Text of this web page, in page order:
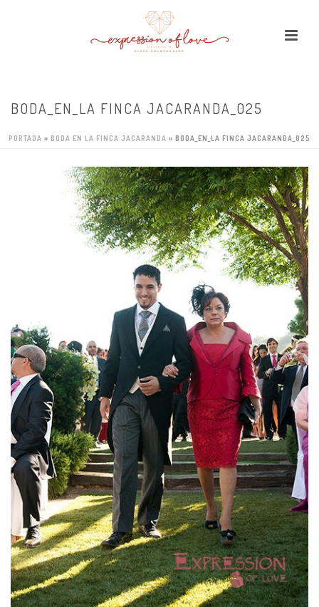
BODA_EN_LA FINCA JACARANDA_025
PORTADA » BODA EN LA FINCA JACARANDA » BODA_EN_LA FINCA JACARANDA_025